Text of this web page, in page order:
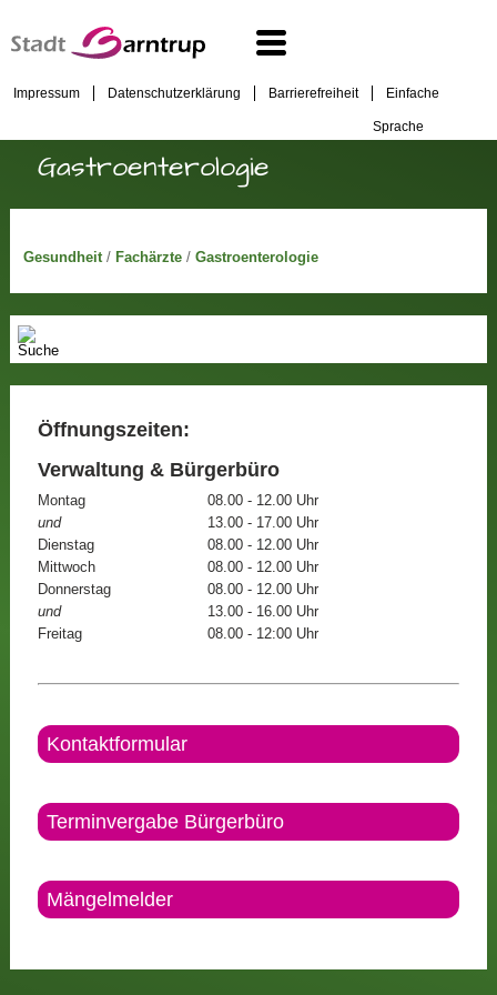
Impressum Datenschutzerklärung Barrierefreiheit Einfache
Sprache
Gastroenterologie
Gesundheit/ Fachärzte/ Gastroenterologie
Öffnungszeiten:
Verwaltung & Bürgerbüro
Montag
08.00 - 12.00 Uhr
und
13.00 - 17.00 Uhr
Dienstag
08.00 - 12.00 Uhr
Mittwoch
08.00 - 12.00 Uhr
Donnerstag
08.00 - 12.00 Uhr
und
13.00 - 16.00 Uhr
Freitag
08.00 - 12:00 Uhr
Kontaktformular
Terminvergabe Bürgerbüro
Mängelmelder